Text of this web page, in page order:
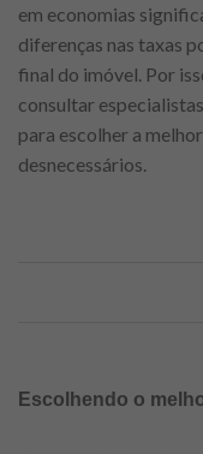
em economias
diferenças nas taxas
final do imóvel. Por
consultar
para escolher a
desnecessários.
Escolhendo o